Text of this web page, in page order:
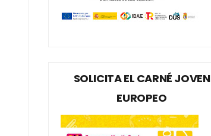
SOLICITA EL CARNÉ JOVEN
EUROPEO